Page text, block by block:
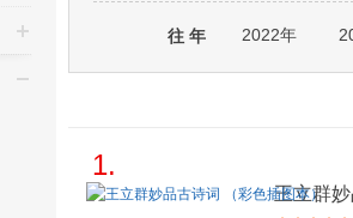
往 年 2022年
1.
王立群